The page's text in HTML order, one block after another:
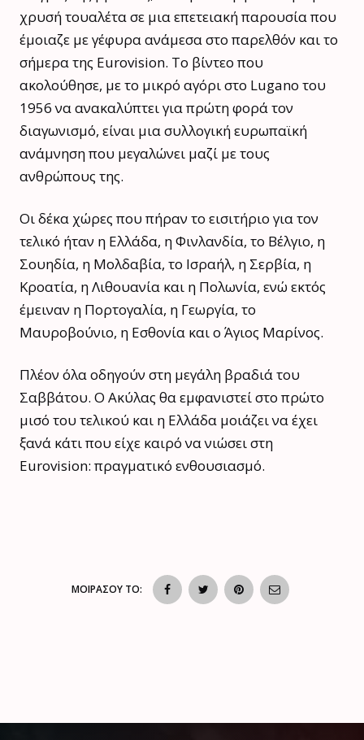
χρυσή τουαλέτα σε μια επετειακή παρουσία που
έμοιαζε με γέφυρα ανάμεσα στο παρελθόν και το
σήμερα της Eurovision. Το βίντεο που
ακολούθησε, με το μικρό αγόρι στο Lugano του
1956 να ανακαλύπτει για πρώτη φορά τον
διαγωνισμό, είναι μια συλλογική ευρωπαϊκή
ανάμνηση που μεγαλώνει μαζί με τους
ανθρώπους της.
Οι δέκα χώρες που πήραν το εισιτήριο για τον
τελικό ήταν η Ελλάδα, η Φινλανδία, το Βέλγιο, η
Σουηδία, η Μολδαβία, το Ισραήλ, η Σερβία, η
Κροατία, η Λιθουανία και η Πολωνία, ενώ εκτός
έμειναν η Πορτογαλία, η Γεωργία, το
Μαυροβούνιο, η Εσθονία και ο Άγιος Μαρίνος.
Πλέον όλα οδηγούν στη μεγάλη βραδιά του
Σαββάτου. Ο Ακύλας θα εμφανιστεί στο πρώτο
μισό του τελικού και η Ελλάδα μοιάζει να έχει
ξανά κάτι που είχε καιρό να νιώσει στη
Eurovision: πραγματικό ενθουσιασμό.
ΜΟΙΡΑΣΟΥ ΤΟ: